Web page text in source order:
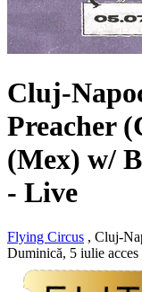
Cluj-
Preacher
(Mex) w/
- Live
Flying Circus , Cluj-
Duminică, 5 iulie acces